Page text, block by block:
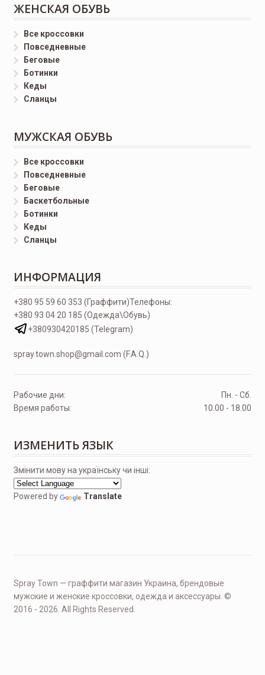
ЖЕНСКАЯ ОБУВЬ
Все кроссовки
Повседневные
Беговые
Ботинки
Кеды
Сланцы
МУЖСКАЯ ОБУВЬ
Все кроссовки
Повседневные
Беговые
Баскетбольные
Ботинки
Кеды
Сланцы
ИНФОРМАЦИЯ
Телефоны:
+380 95 59 60 353 (Граффити)
+380 93 04 20 185 (Одежда\Обувь)
+380930420185 (Telegram)
spray.town.shop@gmail.com (F.A.Q.)
Рабочие дни:
Пн. - Сб.
Время работы:
10.00 - 18.00
ИЗМЕНИТЬ ЯЗЫК
Змінити мову на українську чи інші:
Powered by Translate
Spray Town — граффити магазин Украина, брендовые
мужские и женские кроссовки, одежда и аксессуары. ©
2016 - 2026. All Rights Reserved.